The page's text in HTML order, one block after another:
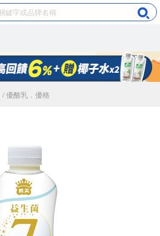
/ 優酪乳．優格